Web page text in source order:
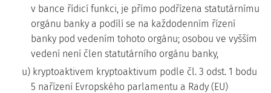
v bance řídicí funkci, je přímo podřízena statutárnímu
orgánu banky a podílí se na každodenním řízení
banky pod vedením tohoto orgánu; osobou ve vyšším
vedení není člen statutárního orgánu banky,
u) kryptoaktivem kryptoaktivum podle čl. 3 odst. 1 bodu
5 nařízení Evropského parlamentu a Rady (EU)